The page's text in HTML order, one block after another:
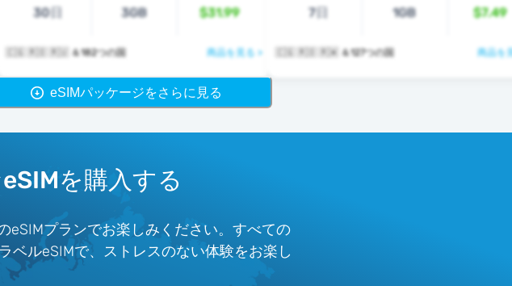
30日 3GB $31.99
🇨🇬 🇷🇴 🇷🇺 ＆182つの国 商品を見る >
7日 1GB $7.49
🇨🇬 🇷🇴 🇷🇼 ＆127つの国 商品を
eSIMパッケージをさらに見る
を購入する
eSIMプランでお楽しみください。すべての
ベルeSIMで、ストレスのない体験をお楽し